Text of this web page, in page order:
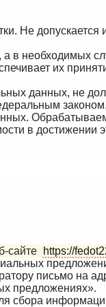
Не допускается
в необходимых
их
данных, не
в достижении
сайте https://
письмо на
предложениях».
сбора